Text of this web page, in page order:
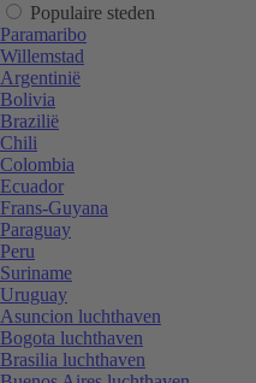
Populaire steden
Paramaribo
Willemstad
Argentinië
Bolivia
Brazilië
Chili
Colombia
Ecuador
Frans-Guyana
Paraguay
Peru
Suriname
Uruguay
Asuncion luchthaven
Bogota luchthaven
Brasilia luchthaven